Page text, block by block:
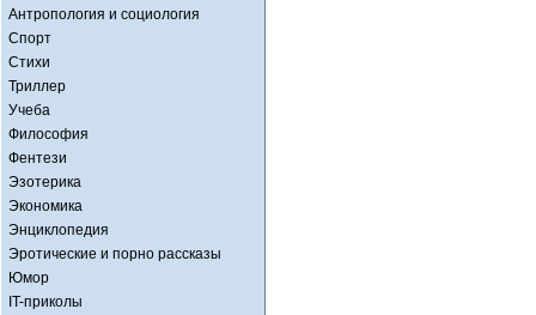
Антропология и социология
Спорт
Стихи
Триллер
Учеба
Философия
Фентези
Эзотерика
Экономика
Энциклопедия
Эротические и порно рассказы
Юмор
IT-приколы